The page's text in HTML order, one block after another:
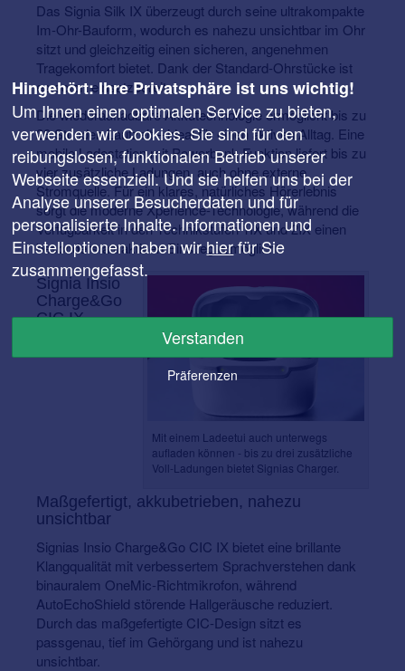
Das Signia Silk IX überzeugt durch seine ultrakompakte
Im-Ohr-Bauform, wodurch es nahezu unsichtbar im Ohr
sitzt und gleichzeitig einen sicheren, angenehmen
Tragekomfort bietet. Dank der Standard-Ohrstücke ist
es sofort einsatzbereit.
Die wiederaufladbare Akkutechnologie ermöglicht bis zu
28 Stunden Laufzeit – ideal für einen aktiven Alltag. Eine
mobile Ladestation mit Powerbank-Funktion liefert bis zu
vier zusätzliche Ladungen, auch ohne externe
Stromquelle. Für ein klares, natürliches Hörerlebnis
sorgt die moderne Xperience-Technologie, während die
Verfügbarkeit in den Technikstufen 1IX und 2IX einen
besonders attraktiven Einstieg ermöglicht.
Mit einem Ladeetui auch unterwegs
aufladen können - bis zu drei zusätzliche
Voll-Ladungen bietet Signias Charger.
Signia Insio
Charge&Go
CIC IX –
Maßgefertigt, akkubetrieben, nahezu
unsichtbar
Signias Insio Charge&Go CIC IX bietet eine brillante
Klangqualität mit verbessertem Sprachverstehen dank
binauralem OneMic-Richtmikrofon, während
AutoEchoShield störende Hallgeräusche reduziert.
Durch das maßgefertigte CIC-Design sitzt es
passgenau, tief im Gehörgang und ist nahezu
unsichtbar.
Hingehört: Ihre Privatsphäre ist uns wichtig!
Um Ihnen einen optimalen Service zu bieten,
verwenden wir Cookies. Sie sind für den
reibungslosen, funktionalen Betrieb unserer
Webseite essenziell. Und sie helfen uns bei der
Analyse unserer Besucherdaten und für
personalisierte Inhalte. Informationen und
Einstelloptionen haben wirhierfür Sie
zusammengefasst.
Verstanden
Präferenzen